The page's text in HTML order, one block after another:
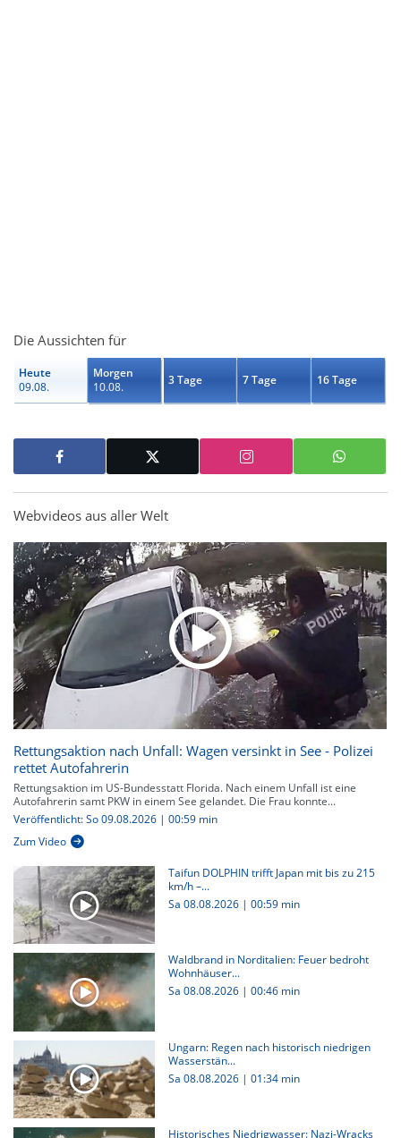
Die Aussichten für
Heute
09.08.
Morgen
10.08.
3 Tage 7 Tage 16 Tage
Webvideos aus aller Welt
Rettungsaktion nach Unfall: Wagen versinkt in See - Polizei
rettet Autofahrerin
Rettungsaktion im US-Bundesstatt Florida. Nach einem Unfall ist eine
Autofahrerin samt PKW in einem See gelandet. Die Frau konnte...
Veröffentlicht: So 09.08.2026 | 00:59 min
Zum Video
Taifun DOLPHIN trifft Japan mit bis zu 215
km/h –...
Sa 08.08.2026 | 00:59 min
Waldbrand in Norditalien: Feuer bedroht
Wohnhäuser...
Sa 08.08.2026 | 00:46 min
Ungarn: Regen nach historisch niedrigen
Wasserstän...
Sa 08.08.2026 | 01:34 min
Historisches Niedrigwasser: Nazi-Wracks